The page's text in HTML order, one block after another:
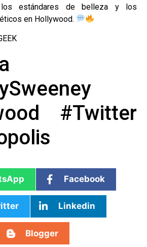
estándares de belleza y los
en Hollywood.
#Twitter
Facebook
Linkedin
Blogger